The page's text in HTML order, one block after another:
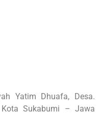
Yatim Dhuafa, Desa.
Kota Sukabumi – Jawa